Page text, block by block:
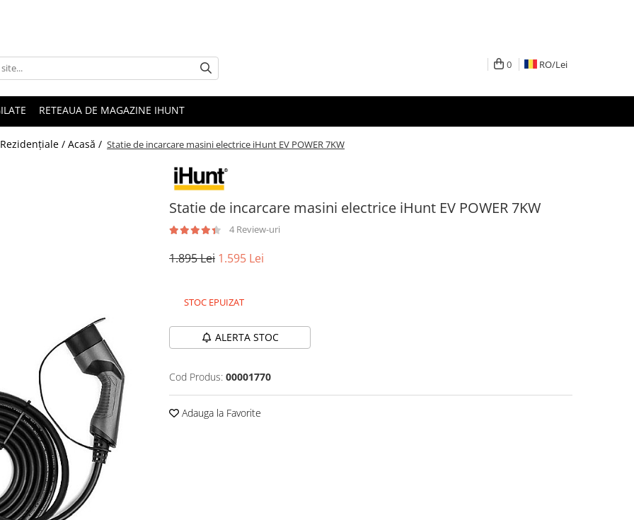
0 RO/Lei
RETEAUA DE MAGAZINE IHUNT
/ Acasă / Statie de incarcare masini electrice iHunt EV POWER 7KW
Statie de incarcare masini electrice iHunt EV POWER 7KW
4 Review-uri
1.895 Lei 1.595 Lei
STOC EPUIZAT
ALERTA STOC
Cod Produs: 00001770
Adauga la Favorite